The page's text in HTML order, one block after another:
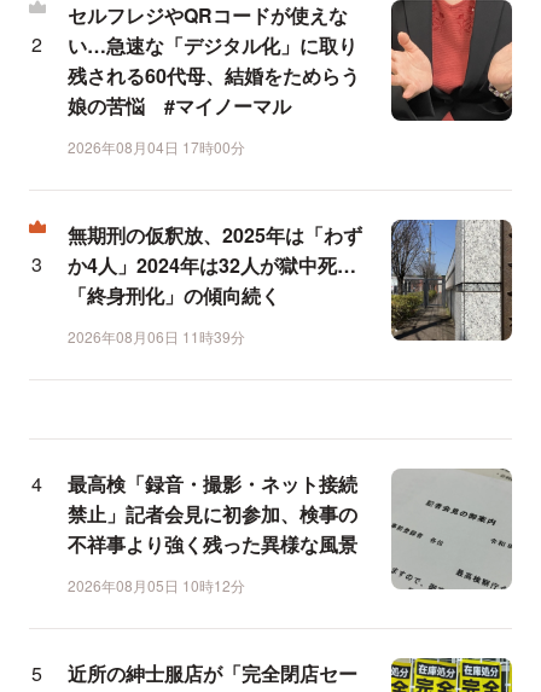
セルフレジやQRコードが使えな
い…急速な「デジタル化」に取り
残される60代母、結婚をためらう
娘の苦悩 #マイノーマル
2026年08月04日 17時00分
無期刑の仮釈放、2025年は「わず
か4人」2024年は32人が獄中死…
「終身刑化」の傾向続く
2026年08月06日 11時39分
最高検「録音・撮影・ネット接続
禁止」記者会見に初参加、検事の
不祥事より強く残った異様な風景
2026年08月05日 10時12分
近所の紳士服店が「完全閉店セー